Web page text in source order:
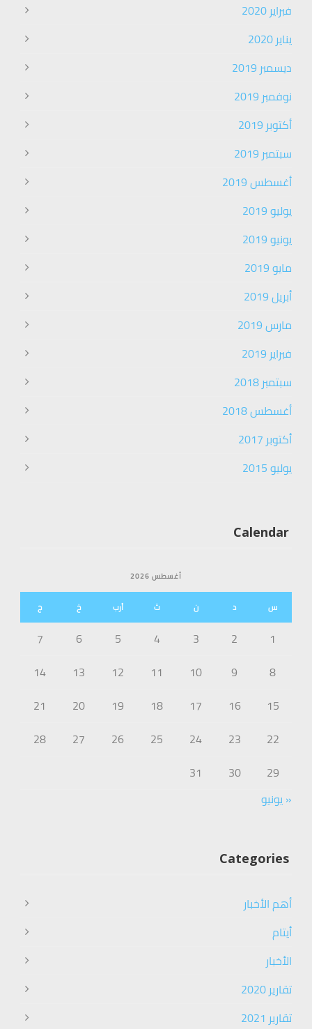
فبراير 2020
يناير 2020
ديسمبر 2019
نوفمبر 2019
أكتوبر 2019
سبتمبر 2019
أغسطس 2019
يوليو 2019
يونيو 2019
مايو 2019
أبريل 2019
مارس 2019
فبراير 2019
سبتمبر 2018
أغسطس 2018
أكتوبر 2017
يوليو 2015
Calendar
أغسطس 2026
س د ن ث أرب خ ج
1
2
3
4
5
6
7
8
9
10
11
12
13
14
15
16
17
18
19
20
21
22
23
24
25
26
27
28
29
30
31
« يونيو
Categories
أهم الأخبار
أيتام
الأخبار
تقارير 2020
تقارير 2021